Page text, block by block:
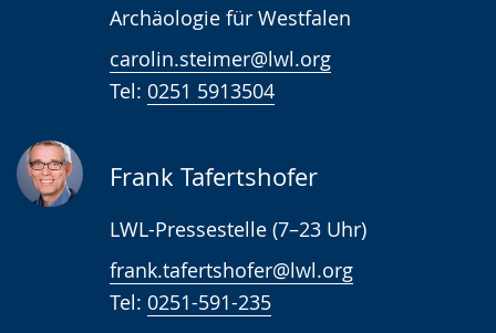
Archäologie für Westfalen
carolin.steimer@lwl.org
Tel: 0251 5913504
Frank Tafertshofer
LWL-Pressestelle (7–23 Uhr)
frank.tafertshofer@lwl.org
Tel: 0251-591-235